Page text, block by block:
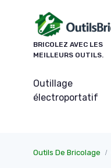
BRICOLEZ AVEC LES
MEILLEURS OUTILS.
Outillage
électroportatif
Outils De Bricolage